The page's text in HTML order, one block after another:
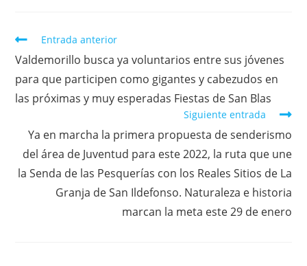
Entrada anterior
Valdemorillo busca ya voluntarios entre sus jóvenes
para que participen como gigantes y cabezudos en
las próximas y muy esperadas Fiestas de San Blas
Siguiente entrada
Ya en marcha la primera propuesta de senderismo
del área de Juventud para este 2022, la ruta que une
la Senda de las Pesquerías con los Reales Sitios de La
Granja de San Ildefonso. Naturaleza e historia
marcan la meta este 29 de enero